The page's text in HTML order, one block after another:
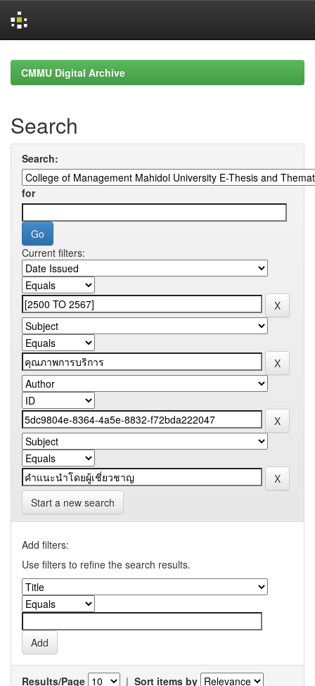
navigationCMMU Digital Archive
Search
Search:
for
Current filters:
Start a new search
Add filters:
Use filters to refine the search results.
Results/Page | Sort items by